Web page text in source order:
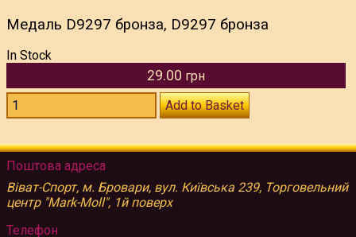
Медаль D9297 бронза, D9297 бронза
In Stock
29.00 грн
Add to Basket
Поштова адреса
Віват-Спорт, м. Бровари, вул. Київська 239, Торговельний
центр "Mark-Moll", 1й поверх
Телефон